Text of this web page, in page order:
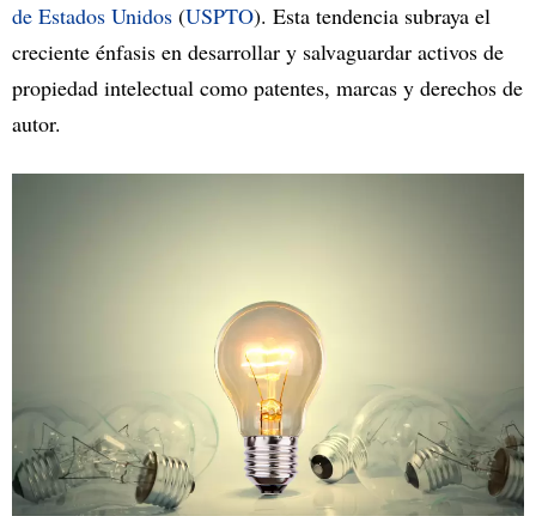
de Estados Unidos (USPTO). Esta tendencia subraya el
creciente énfasis en desarrollar y salvaguardar activos de
propiedad intelectual como patentes, marcas y derechos de
autor.